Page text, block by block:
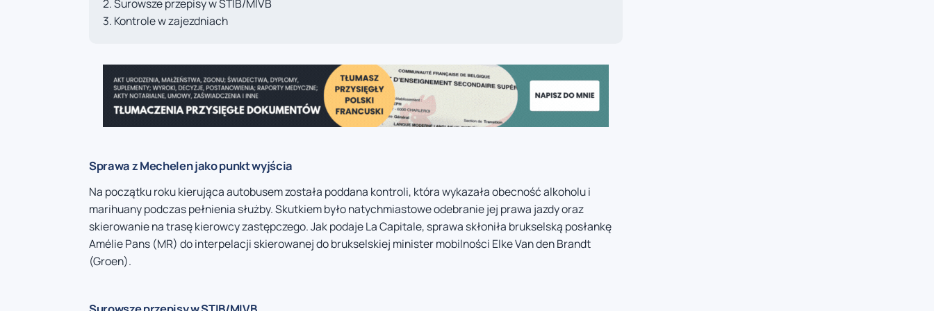
Surowsze przepisy w STIB/MIVB
Kontrole w zajezdniach
Sprawa z Mechelen jako punkt wyjścia
Na początku roku kierująca autobusem została poddana kontroli, która wykazała obecność alkoholu i
marihuany podczas pełnienia służby. Skutkiem było natychmiastowe odebranie jej prawa jazdy oraz
skierowanie na trasę kierowcy zastępczego. Jak podaje La Capitale, sprawa skłoniła brukselską posłankę
Amélie Pans (MR) do interpelacji skierowanej do brukselskiej minister mobilności Elke Van den Brandt
(Groen).